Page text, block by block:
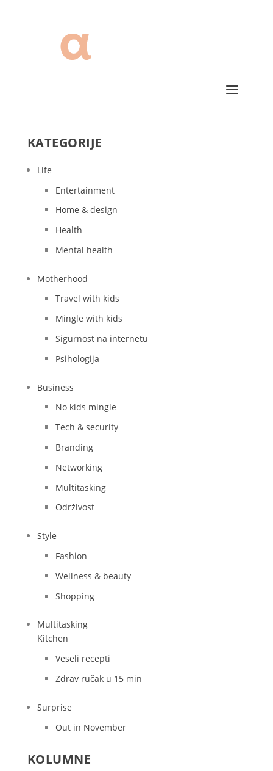
KATEGORIJE
Life
Entertainment
Home & design
Health
Mental health
Motherhood
Travel with kids
Mingle with kids
Sigurnost na internetu
Psihologija
Business
No kids mingle
Tech & security
Branding
Networking
Multitasking
Održivost
Style
Fashion
Wellness & beauty
Shopping
Multitasking
Kitchen
Veseli recepti
Zdrav ručak u 15 min
Surprise
Out in November
KOLUMNE